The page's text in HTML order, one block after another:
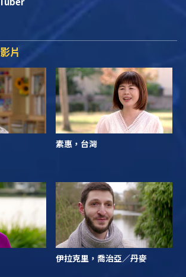
影片
素惠，台灣
伊拉克里，喬治亞／丹麥